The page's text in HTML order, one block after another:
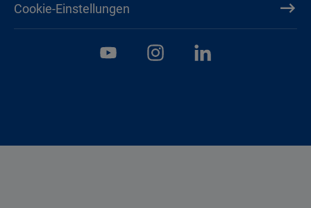
Cookie-Einstellungen